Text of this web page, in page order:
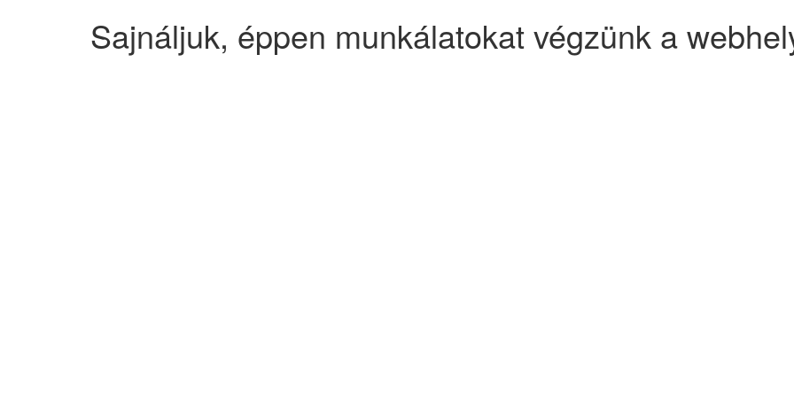
Sajnáljuk, éppen munkálatokat végzünk a